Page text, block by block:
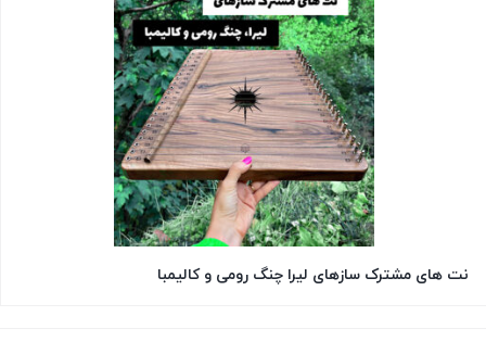
نت های مشترک سازهای لیرا چنگ رومی و کالیمبا